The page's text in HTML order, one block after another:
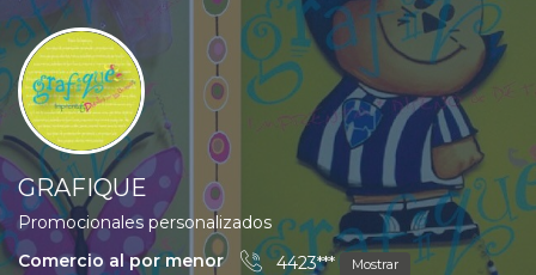
GRAFIQUE
Promocionales personalizados
Comercio al por menor
4423*** Mostrar